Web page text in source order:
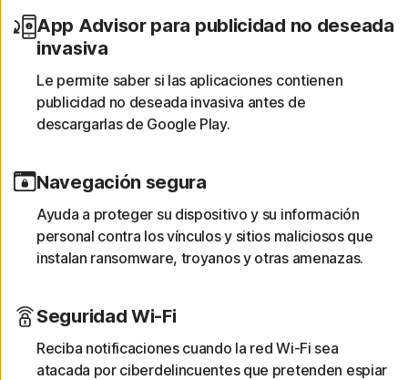
App Advisor para publicidad no deseada
invasiva
Le permite saber si las aplicaciones contienen
publicidad no deseada invasiva antes de
descargarlas de Google Play.
Navegación segura
Ayuda a proteger su dispositivo y su información
personal contra los vínculos y sitios maliciosos que
instalan ransomware, troyanos y otras amenazas.
Seguridad Wi-Fi
Reciba notificaciones cuando la red Wi-Fi sea
atacada por ciberdelincuentes que pretenden espiar